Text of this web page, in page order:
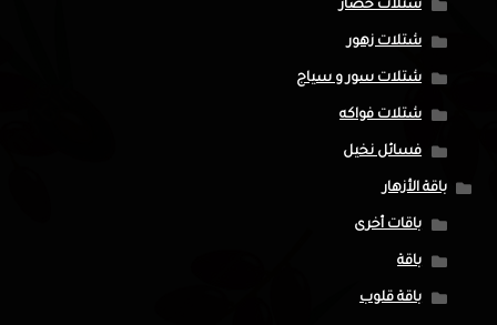
شتلات خضار
شتلات زهور
شتلات سور و سياج
شتلات فواكه
فسائل نخيل
باقة الأزهار
باقات أخرى
باقة
باقة قلوب